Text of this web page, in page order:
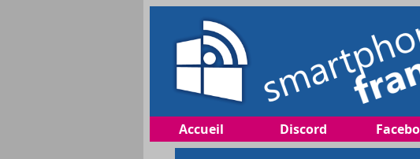
Accueil Discord